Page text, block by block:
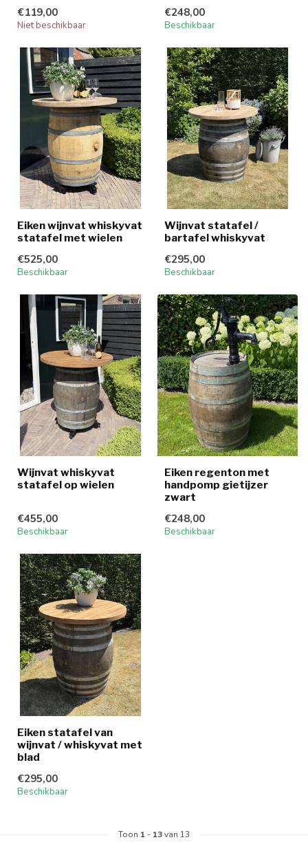
€119,00
Niet beschikbaar
€248,00
Beschikbaar
Eiken wijnvat whiskyvat
statafel met wielen
€525,00
Beschikbaar
Wijnvat statafel /
bartafel whiskyvat
€295,00
Beschikbaar
Wijnvat whiskyvat
statafel op wielen
€455,00
Beschikbaar
Eiken regenton met
handpomp gietijzer
zwart
€248,00
Beschikbaar
Eiken statafel van
wijnvat / whiskyvat met
blad
€295,00
Beschikbaar
Toon 1 - 13van 13